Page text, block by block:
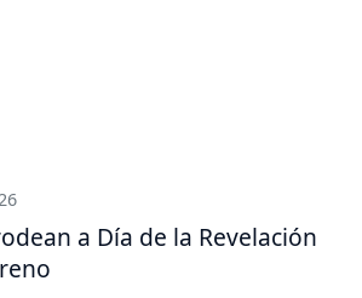
a Día de la Revelación